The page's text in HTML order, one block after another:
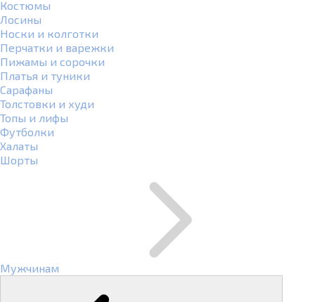
Костюмы
Лосины
Носки и колготки
Перчатки и варежки
Пижамы и сорочки
Платья и туники
Сарафаны
Толстовки и худи
Топы и лифы
Футболки
Халаты
Шорты
Мужчинам